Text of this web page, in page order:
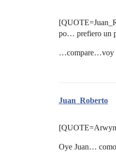
po… prefiero un
…compare…voy
Juan_Roberto
Oye Juan…